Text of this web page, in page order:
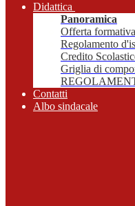
Didattica
Panoramica
Offerta formativa
Regolamento
Credito
Griglia di
Contatti
Albo sindacale